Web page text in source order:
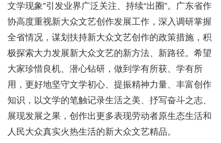
文学现象”引发业界广泛关注、持续“出圈”。广东省作
协高度重视新大众文艺创作发展工作，深入调研掌握
全省情况，谋划扶持新大众文艺创作的政策措施，积
极探索大力发展新大众文艺的新方法、新路径。希望
大家珍惜良机、潜心钻研，做到学有所获、学有所
用，更好地坚守文学初心、提振精神力量、丰富创作
知识，以文学的笔触记录生活之美、抒写奋斗之志、
展现发展之果，创作出更多表现劳动者原生态生活和
人民大众真实火热生活的新大众文艺精品。